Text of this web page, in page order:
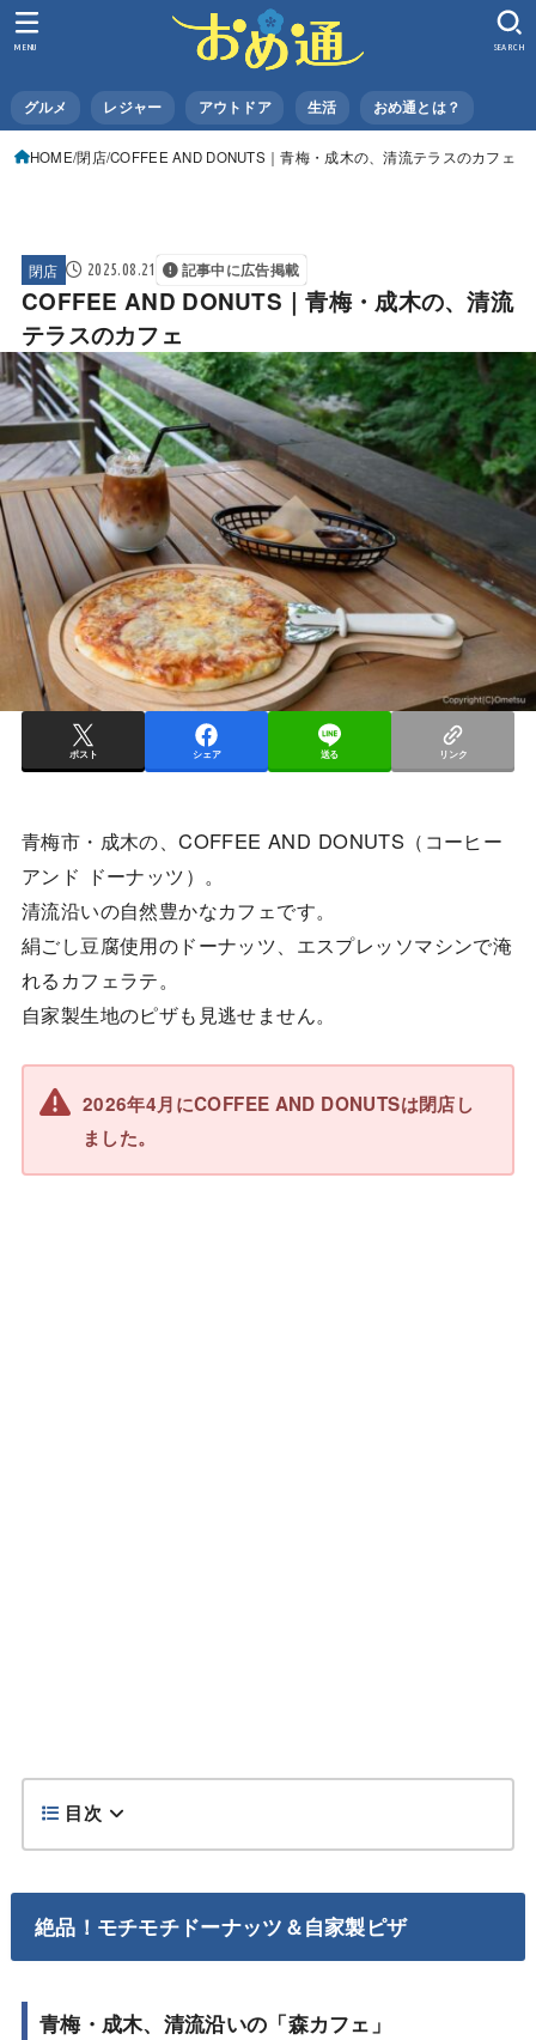
グルメ レジャー アウトドア 生活 おめ通とは？
SEARCH
MENU
HOME 閉店 COFFEE AND DONUTS｜青梅・成木の、清流テラスのカフェ
閉店 2025.08.21 記事中に広告掲載
COFFEE AND DONUTS｜青梅・成木の、清流
テラスのカフェ
ポスト シェア 送る リンク
青梅市・成木の、COFFEE AND DONUTS（コーヒー
アンド ドーナッツ）。
清流沿いの自然豊かなカフェです。
絹ごし豆腐使用のドーナッツ、エスプレッソマシンで淹
れるカフェラテ。
自家製生地のピザも見逃せません。
2026年4月にCOFFEE AND DONUTSは閉店し
ました。
目次
絶品！モチモチドーナッツ＆自家製ピザ
青梅・成木、清流沿いの「森カフェ」